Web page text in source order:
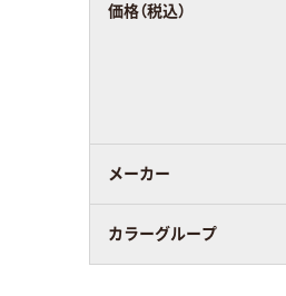
価格（税込）
メーカー
カラーグループ